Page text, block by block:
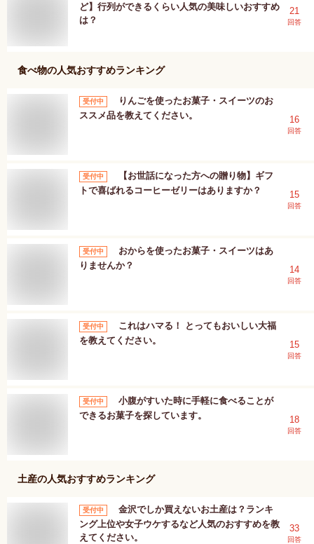
ど】行列ができるくらい人気の美味しいおすすめ
は？
21
回答
食べ物の人気おすすめランキング
受付中
りんごを使ったお菓子・スイーツのお
ススメ品を教えてください。
16
回答
受付中
【お世話になった方への贈り物】ギフ
トで喜ばれるコーヒーゼリーはありますか？
15
回答
受付中
おからを使ったお菓子・スイーツはあ
りませんか？
14
回答
受付中
これはハマる！ とってもおいしい大福
を教えてください。
15
回答
受付中
小腹がすいた時に手軽に食べることが
できるお菓子を探しています。
18
回答
土産の人気おすすめランキング
受付中
金沢でしか買えないお土産は？ランキ
ング上位や女子ウケするなど人気のおすすめを教
えてください。
33
回答